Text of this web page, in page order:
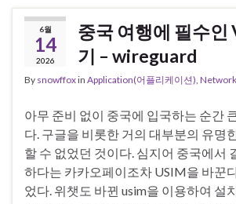
6월
14
2026
중국 여행에 필수인
기 – wireguard
By snowffoxin Application(어플리케이션),
아무 준비 없이 중국에 입국하는 순간
다. 구글을 비롯한 거의 대부분의 유명
할 수 없었던 것이다. 심지어 중국에서
하다는 카카오페이조차 USIM을 바꾼
었다. 위챗도 바뀐 usim을 이용하여 설